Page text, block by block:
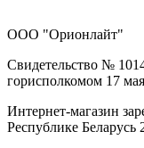
ООО "Орионлайт"
Свидетельство №
горисполкомом 17
Интернет-магазин
Республике